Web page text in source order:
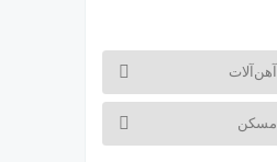
آهن‌آلات
مسکن